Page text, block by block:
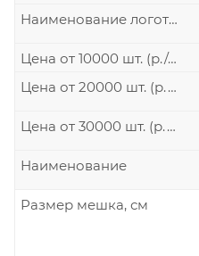
Наименование логотипа
Цена от 10000 шт. (р./шт.)
Цена от 20000 шт. (р./шт.)
Цена от 30000 шт. (р./шт.)
Наименование
Размер мешка, см